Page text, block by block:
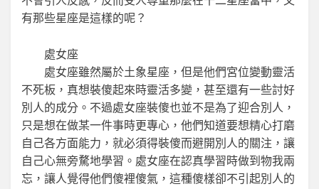
有那些星座是這樣的呢？
處女座
處女座雖然屬於土象星座，但是他們宮位變動靈活
不死板，真想裝傻起來時靈活多變，甚至還有一些討好
別人的成分。不過處女座裝傻也並不是為了迎合別人，
只是想在做某一件事時更專心，他們知道要想精心打磨
自己各方面能力，就必須得裝傻而避開別人的關注，讓
自己心無旁騖地學習。處女座在認真學習時做到物我兩
忘，讓人覺得他們傻裡傻氣，這種傻樣卻不引起別人的